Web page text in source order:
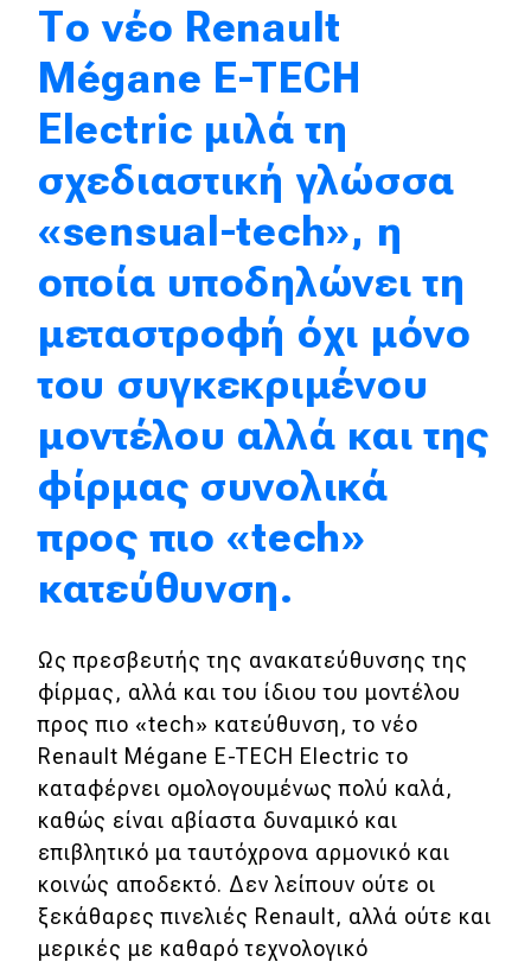
Το νέο Renault
Mégane E-TECH
Electric μιλά τη
σχεδιαστική γλώσσα
«sensual-tech», η
οποία υποδηλώνει τη
μεταστροφή όχι μόνο
του συγκεκριμένου
μοντέλου αλλά και της
φίρμας συνολικά
προς πιο «tech»
κατεύθυνση.
Ως πρεσβευτής της ανακατεύθυνσης της
φίρμας, αλλά και του ίδιου του μοντέλου
προς πιο «tech» κατεύθυνση, το νέο
Renault Mégane E-TECH Electric το
καταφέρνει ομολογουμένως πολύ καλά,
καθώς είναι αβίαστα δυναμικό και
επιβλητικό μα ταυτόχρονα αρμονικό και
κοινώς αποδεκτό. Δεν λείπουν ούτε οι
ξεκάθαρες πινελιές Renault, αλλά ούτε και
μερικές με καθαρό τεχνολογικό